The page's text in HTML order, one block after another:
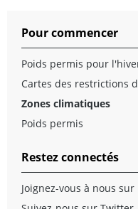
Pour commencer
Poids permis pour
Cartes des restrictions
Zones climatiques
Poids permis
Restez connectés
Joignez-vous à nous sur